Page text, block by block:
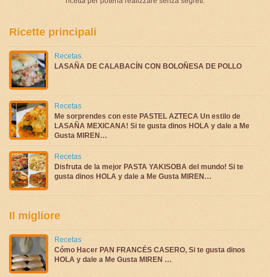
Ricette principali
Recetas
LASAÑA DE CALABACÍN CON BOLOÑESA DE POLLO
Recetas
Me sorprendes con este PASTEL AZTECA Un estilo de
LASAÑA MEXICANA! Si te gusta dinos HOLA y dale a Me
Gusta MIREN…
Recetas
Disfruta de la mejor PASTA YAKISOBA del mundo! Si te
gusta dinos HOLA y dale a Me Gusta MIREN…
Il migliore
Recetas
Cómo Hacer PAN FRANCÉS CASERO, Si te gusta dinos
HOLA y dale a Me Gusta MIREN …